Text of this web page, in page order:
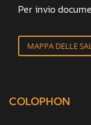
Per invio
MAPPA DELLE
COLOPHON